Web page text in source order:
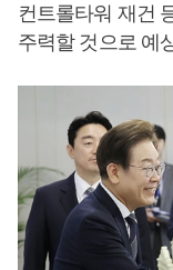
컨트롤타워 재건
주력할 것으로 예